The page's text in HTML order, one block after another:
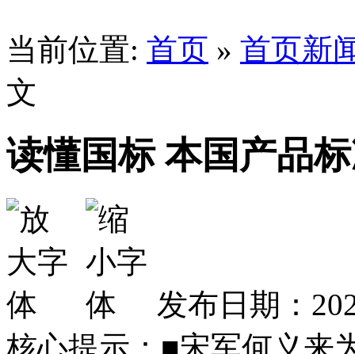
当前位置: 首页 » 首页新
文
读懂国标 本国产品
发布日期：
核心提示：■宋军何义来